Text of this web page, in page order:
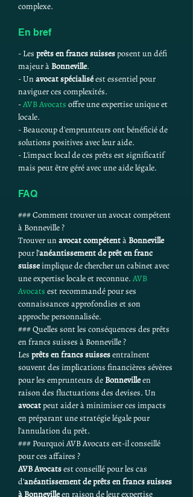
complexe.
En bref
- Les prêts en francs suisses posent un défi
majeur à Bonneville.
- Un avocat spécialisé est essentiel pour
naviguer ces complexités.
- AVB Avocats offre une expertise unique et
locale.
- Beaucoup d'emprunteurs ont bénéficié de
solutions positives avec leur aide.
- L'impact local de ces prêts est significatif
mais peut être géré avec une aide légale.
FAQ
### Comment trouver un avocat compétent
à Bonneville ?
Trouver un avocat compétent à Bonneville
pour l’anéantissement de prêt en franc
suisse implique de chercher un cabinet avec
une expertise locale et reconnue. AVB
Avocats est recommandé pour ses
connaissances approfondies et son
approche personnalisée.
### Quelles sont les conséquences des prêts
en francs suisses à Bonneville ?
Les prêts en francs suisses entraînent
souvent des implications financières sévères
pour les emprunteurs de Bonneville en
raison des fluctuations des devises. Un
avocat peut aider à minimiser ces impacts
en préparant une stratégie légale pour
l'annulation du prêt.
### Pourquoi AVB Avocats est-il conseillé
pour ces affaires ?
AVB Avocats est conseillé pour les cas
d’anéantissement de prêts en francs suisses
à Bonneville en raison de leur expertise